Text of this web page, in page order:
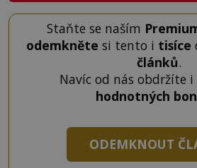
Staňte se naším
odemkněte si tento i tisíce
článků.
Navíc od nás obdržíte i
hodnotných
ODEMKNOUT